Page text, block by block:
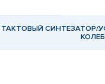
ТАКТОВЫЙ СИНТЕЗАТОР/